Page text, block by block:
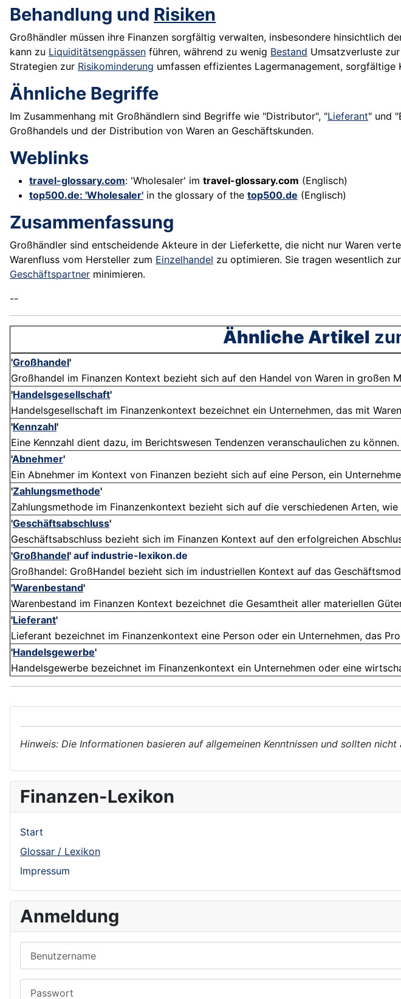
Behandlung und Risiken
Großhändler müssen ihre Finanzen sorgfältig verwalten, insbesondere hinsichtlich
kann zu Liquiditätsengpässen führen, während zu wenig Bestand Umsatzverluste
Strategien zur Risikominderung umfassen effizientes Lagermanagement,
Ähnliche Begriffe
Im Zusammenhang mit Großhändlern sind Begriffe wie "Distributor", "Lieferant" und
Großhandels und der Distribution von Waren an Geschäftskunden.
Weblinks
travel-glossary.com: 'Wholesaler' im travel-glossary.com (Englisch)
top500.de: 'Wholesaler' in the glossary of the top500.de (Englisch)
Zusammenfassung
Großhändler sind entscheidende Akteure in der Lieferkette, die nicht nur Waren
Warenfluss vom Hersteller zum Einzelhandel zu optimieren. Sie tragen wesentlich
Geschäftspartner minimieren.
--
Ähnliche Artikel
'Großhandel'
Großhandel im Finanzen Kontext bezieht sich auf den Handel von Waren in großen
'Handelsgesellschaft'
Handelsgesellschaft im Finanzenkontext bezeichnet ein Unternehmen, das mit
'Kennzahl'
Eine Kennzahl dient dazu, im Berichtswesen Tendenzen veranschaulichen zu
'Abnehmer'
Ein Abnehmer im Kontext von Finanzen bezieht sich auf eine Person, ein
'Zahlungsmethode'
Zahlungsmethode im Finanzenkontext bezieht sich auf die verschiedenen Arten, wie
'Geschäftsabschluss'
Geschäftsabschluss bezieht sich im Finanzen Kontext auf den erfolgreichen
'Großhandel' auf industrie-lexikon.de
Großhandel: GroßHandel bezieht sich im industriellen Kontext auf das
'Warenbestand'
Warenbestand im Finanzen Kontext bezeichnet die Gesamtheit aller materiellen
'Lieferant'
Lieferant bezeichnet im Finanzenkontext eine Person oder ein Unternehmen, das
'Handelsgewerbe'
Handelsgewerbe bezeichnet im Finanzenkontext ein Unternehmen oder eine
Hinweis: Die Informationen basieren auf allgemeinen Kenntnissen und sollten
Finanzen-Lexikon
Start
Glossar / Lexikon
Impressum
Anmeldung